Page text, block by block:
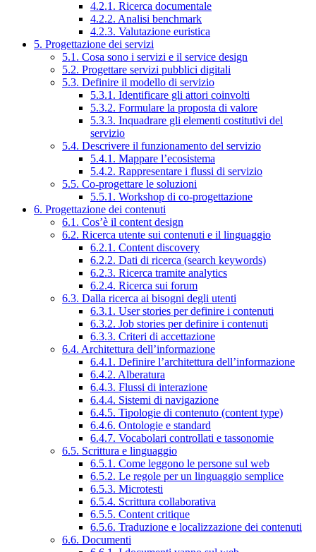
4.2.1. Ricerca documentale
4.2.2. Analisi benchmark
4.2.3. Valutazione euristica
5. Progettazione dei servizi
5.1. Cosa sono i servizi e il service design
5.2. Progettare servizi pubblici digitali
5.3. Definire il modello di servizio
5.3.1. Identificare gli attori coinvolti
5.3.2. Formulare la proposta di valore
5.3.3. Inquadrare gli elementi costitutivi del
servizio
5.4. Descrivere il funzionamento del servizio
5.4.1. Mappare l’ecosistema
5.4.2. Rappresentare i flussi di servizio
5.5. Co-progettare le soluzioni
5.5.1. Workshop di co-progettazione
6. Progettazione dei contenuti
6.1. Cos’è il content design
6.2. Ricerca utente sui contenuti e il linguaggio
6.2.1. Content discovery
6.2.2. Dati di ricerca (search keywords)
6.2.3. Ricerca tramite analytics
6.2.4. Ricerca sui forum
6.3. Dalla ricerca ai bisogni degli utenti
6.3.1. User stories per definire i contenuti
6.3.2. Job stories per definire i contenuti
6.3.3. Criteri di accettazione
6.4. Architettura dell’informazione
6.4.1. Definire l’architettura dell’informazione
6.4.2. Alberatura
6.4.3. Flussi di interazione
6.4.4. Sistemi di navigazione
6.4.5. Tipologie di contenuto (content type)
6.4.6. Ontologie e standard
6.4.7. Vocabolari controllati e tassonomie
6.5. Scrittura e linguaggio
6.5.1. Come leggono le persone sul web
6.5.2. Le regole per un linguaggio semplice
6.5.3. Microtesti
6.5.4. Scrittura collaborativa
6.5.5. Content critique
6.5.6. Traduzione e localizzazione dei contenuti
6.6. Documenti